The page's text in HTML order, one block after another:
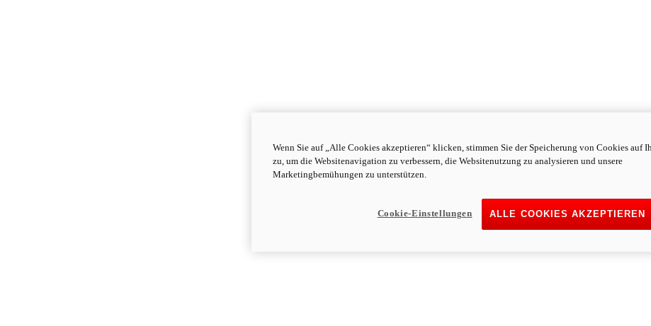
Wenn Sie auf „Alle Cookies akzeptieren“ klicken, stimmen Sie der Speicherung von Cookies auf
zu, um die Websitenavigation zu verbessern, die Websitenutzung zu analysieren und unsere
Marketingbemühungen zu unterstützen.
ALLE COOKIES AKZEPTIEREN
Cookie-Einstellungen